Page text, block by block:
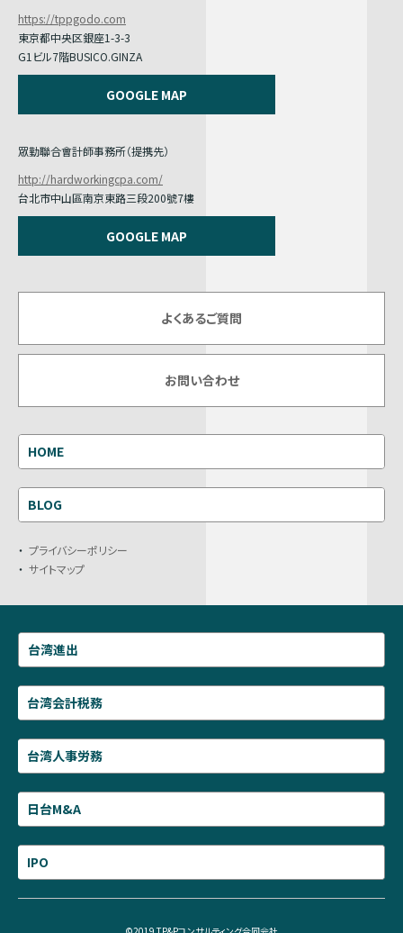
https://tppgodo.com
東京都中央区銀座1-3-3
G1ビル7階BUSICO.GINZA
GOOGLE MAP
眾勤聯合會計師事務所（提携先）
http://hardworkingcpa.com/
台北市中山區南京東路三段200號7樓
GOOGLE MAP
よくあるご質問
お問い合わせ
HOME
BLOG
プライバシーポリシー
サイトマップ
台湾進出
台湾会計税務
台湾人事労務
日台M&A
IPO